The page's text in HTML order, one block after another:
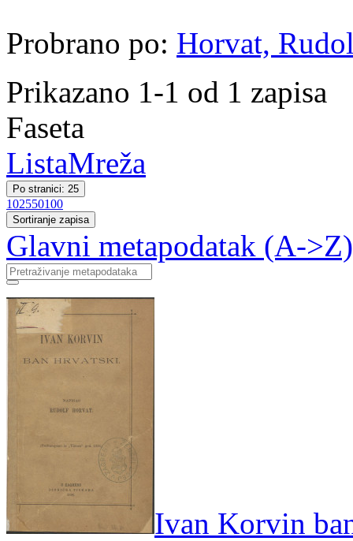
Probrano po: Horvat,
Prikazano 1-1 od 1 zapisa
Faseta
ListaMreža
Po stranici: 25
102550100
Sortiranje zapisa
Glavni metapodatak (A->Z)
Ivan Korvin